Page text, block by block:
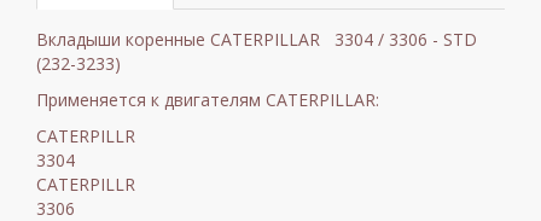
Вкладыши коренные CATERPILLAR 3304 / 3306 - STD
(232-3233)
Применяется к двигателям CATERPILLAR:
CATERPILLR
3304
CATERPILLR
3306